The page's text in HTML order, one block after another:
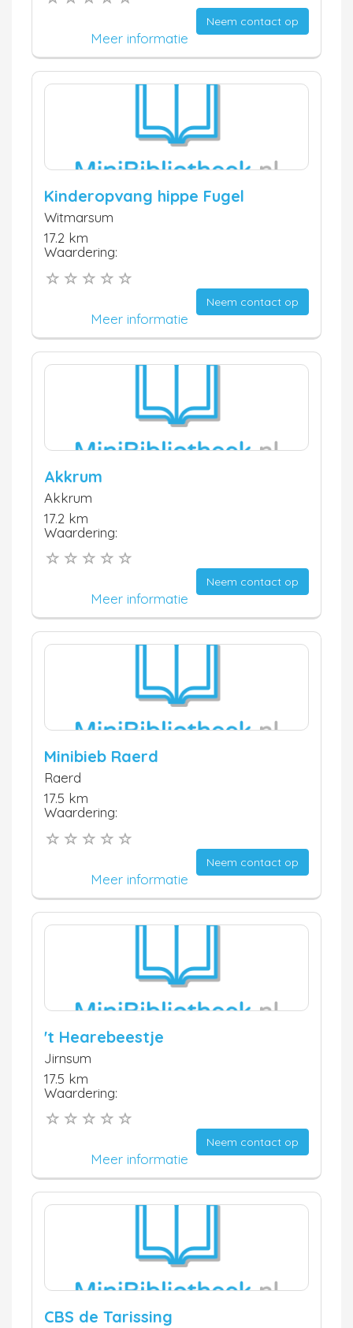
Neem contact op
Meer informatie
Kinderopvang hippe Fugel
Witmarsum
17.2 km
Waardering:
Neem contact op
Meer informatie
Akkrum
Akkrum
17.2 km
Waardering:
Neem contact op
Meer informatie
Minibieb Raerd
Raerd
17.5 km
Waardering:
Neem contact op
Meer informatie
't Hearebeestje
Jirnsum
17.5 km
Waardering:
Neem contact op
Meer informatie
CBS de Tarissing